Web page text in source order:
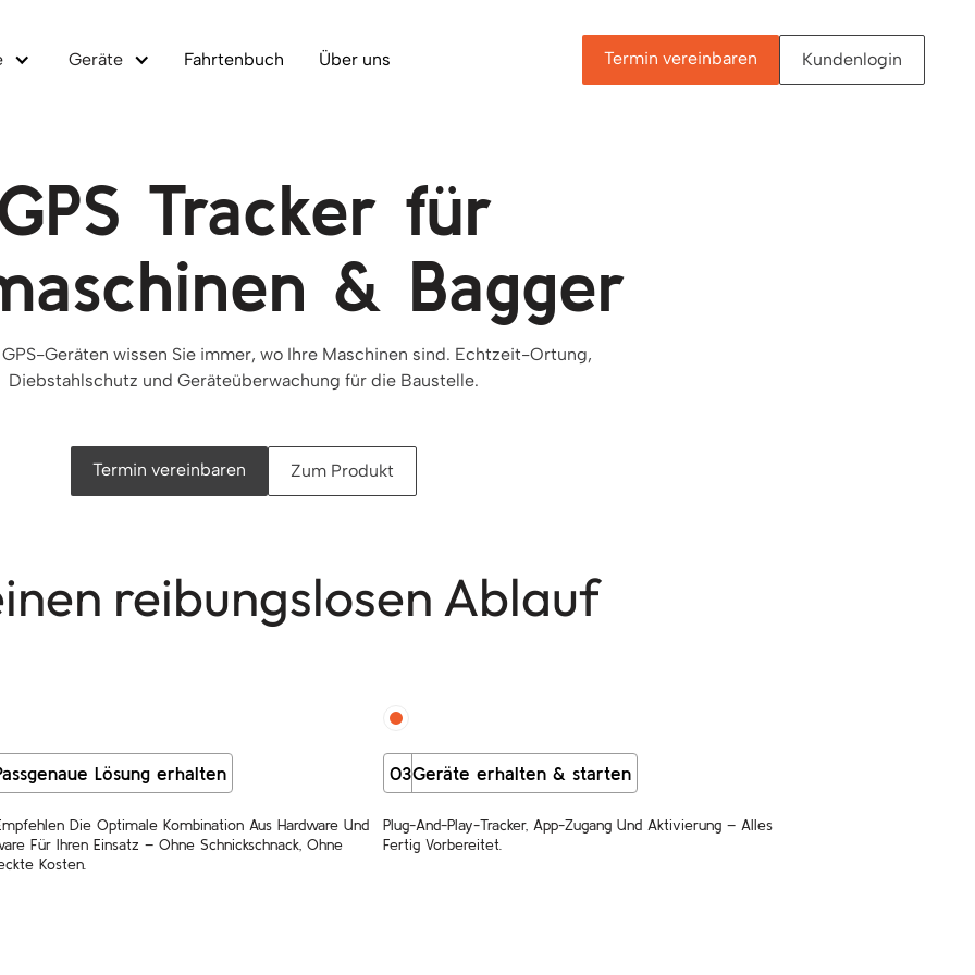
Geräte Fahrtenbuch Über uns Termin vereinbaren Kundenlogin
Tracker für
& Bagger
Geräten wissen Sie immer, wo Ihre Maschinen sind. Echtzeit-Ortung,
Diebstahlschutz und Geräteüberwachung für die Baustelle.
Termin vereinbaren Zum Produkt
reibungslosen Ablauf
Lösung erhalten
Die Optimale Kombination Aus Hardware Und
Für Ihren Einsatz – Ohne Schnickschnack, Ohne
Kosten.
03Geräte erhalten & starten
Plug-And-Play-Tracker, App-Zugang Und Aktivierung – Alles
Fertig Vorbereitet.